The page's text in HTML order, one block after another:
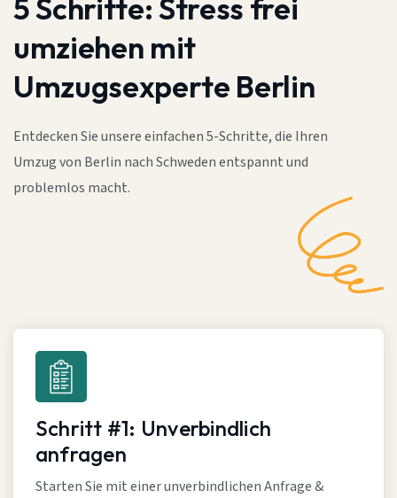
5 Schritte:Stress frei
umziehen mit
Umzugsexperte Berlin
Entdecken Sie unsere einfachen 5-Schritte, die Ihren
Umzug von Berlin nach Schweden entspannt und
problemlos macht.
Schritt #1: Unverbindlich
anfragen
Starten Sie mit einer unverbindlichen Anfrage &